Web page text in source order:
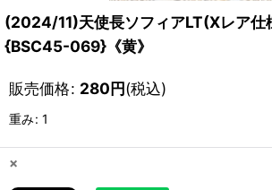
(2024/11)天使長ソフィアLT(Xレア仕
{BSC45-069}《黄》
販売価格: 280円(税込)
重み: 1
×